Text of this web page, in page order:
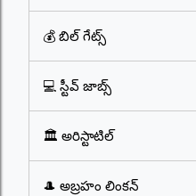
💰 బిల్ గేట్స్
💻 స్టీవ్ జాబ్స్
🏛️ అరిస్టాటిల్
🎩 అబ్రహం లింకన్